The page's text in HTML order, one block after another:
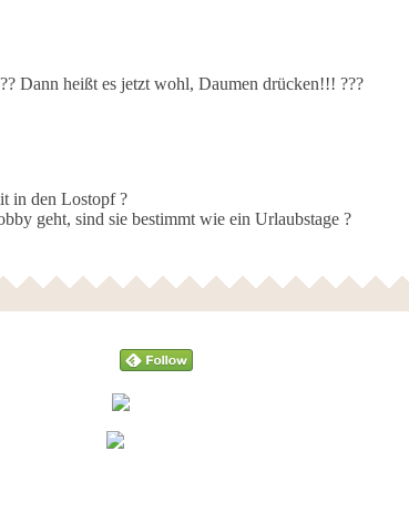
Dann heißt es jetzt wohl, Daumen drücken!!! ???
in den Lostopf ?
geht, sind sie bestimmt wie ein Urlaubstage ?